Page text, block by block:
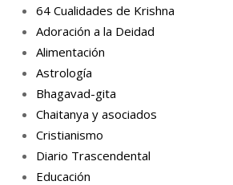
64 Cualidades de Krishna
Adoración a la Deidad
Alimentación
Astrología
Bhagavad-gita
Chaitanya y asociados
Cristianismo
Diario Trascendental
Educación